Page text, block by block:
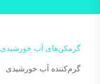
گرمکن‌های آب خورشیدی
گرم‌کننده آب خورشیدی